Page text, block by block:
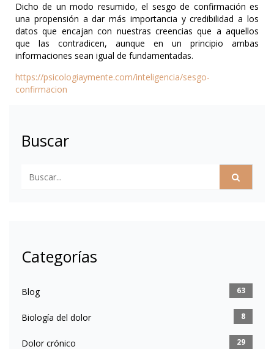
Dicho de un modo resumido, el sesgo de confirmación es
una propensión a dar más importancia y credibilidad a los
datos que encajan con nuestras creencias que a aquellos
que las contradicen, aunque en un principio ambas
informaciones sean igual de fundamentadas.
https://psicologiaymente.com/inteligencia/sesgo-
confirmacion
Buscar
Categorías
Blog 63
Biología del dolor 8
Dolor crónico 29